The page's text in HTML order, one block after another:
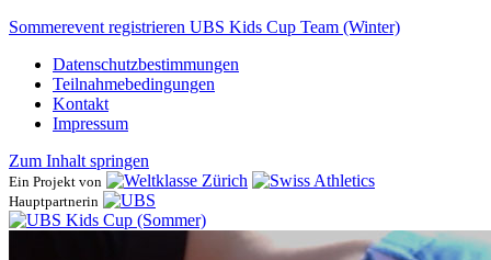
Sommerevent registrieren UBS Kids Cup Team (Winter)
Datenschutzbestimmungen
Teilnahmebedingungen
Kontakt
Impressum
Zum Inhalt springen
Ein Projekt von
Hauptpartnerin